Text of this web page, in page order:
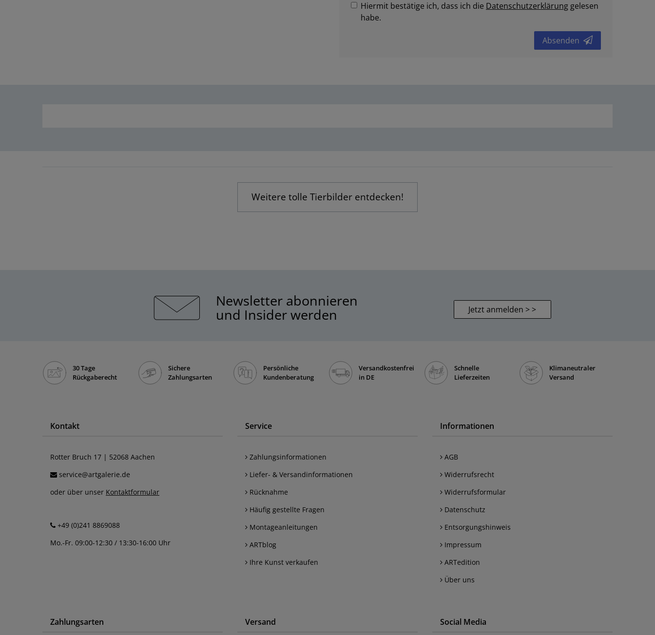
Hiermit bestätige ich, dass ich die Daten­schutz­erklärung gelesen
habe.
Absenden
Weitere tolle Tierbilder entdecken!
Newsletter abonnieren
und Insider werden Jetzt anmelden > >
30 Tage
Rückgaberecht
Sichere
Zahlungsarten
Persönliche
Kundenberatung
Versandkostenfrei
in DE
Schnelle
Lieferzeiten
Klimaneutraler
Versand
Kontakt
Rotter Bruch 17 | 52068 Aachen
service@artgalerie.de
oder über unser Kontaktformular
+49 (0)241 8869088
Mo.-Fr. 09:00-12:30 / 13:30-16:00 Uhr
Service
Zahlungsinformationen
Liefer- & Versandinformationen
Rücknahme
Häufig gestellte Fragen
Montageanleitungen
ARTblog
Ihre Kunst verkaufen
Informationen
AGB
Widerrufsrecht
Widerrufsformular
Datenschutz
Entsorgungshinweis
Impressum
ARTedition
Über uns
Zahlungsarten Versand Social Media